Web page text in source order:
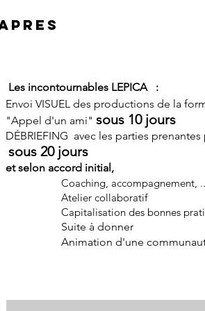
Les incontournables LEPICA :
Envoi VISUEL des productions de la
"Appel d'un ami" sous 10 jours
DÉBRIEFING avec les parties
sous 20 jours
et selon accord initial,
Coaching, accompagnement,
Atelier collaboratif
Capitalisation des bonnes
Suite à donner
Animation d'une